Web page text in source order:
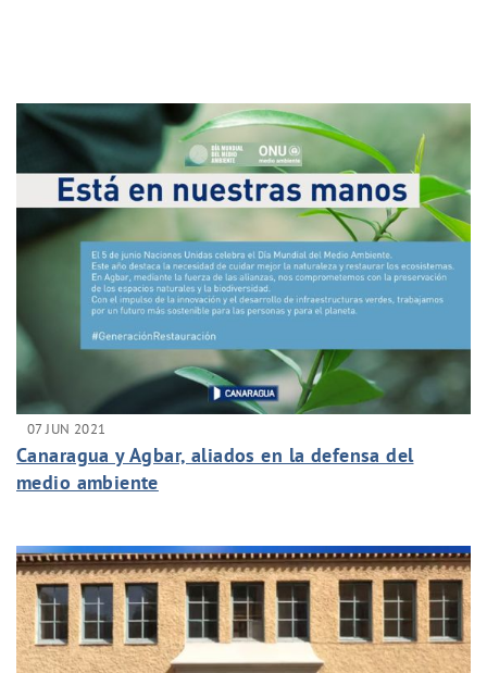
07 JUN 2021
Canaragua y Agbar, aliados en la defensa del
medio ambiente